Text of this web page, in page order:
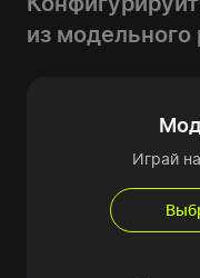
из модельного
Играй